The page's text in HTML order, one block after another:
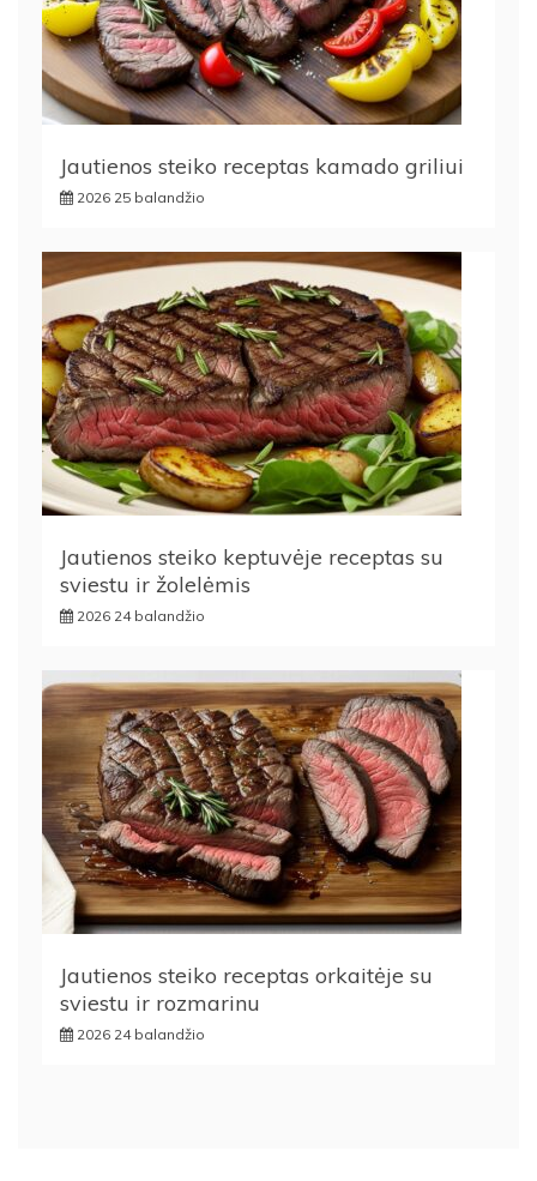
Jautienos steiko receptas kamado griliui
2026 25 balandžio
Jautienos steiko keptuvėje receptas su
sviestu ir žolelėmis
2026 24 balandžio
Jautienos steiko receptas orkaitėje su
sviestu ir rozmarinu
2026 24 balandžio